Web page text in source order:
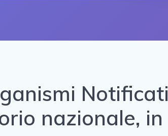
Notificati
nazionale, in